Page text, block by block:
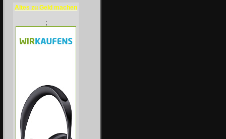
Altes zu Geld machen
;